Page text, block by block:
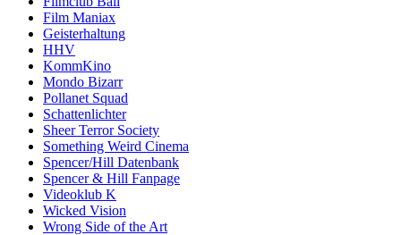
Film Maniax
Geisterhaltung
HHV
KommKino
Mondo Bizarr
Pollanet Squad
Schattenlichter
Sheer Terror Society
Something Weird Cinema
Spencer/Hill Datenbank
Spencer & Hill Fanpage
Videoklub K
Wicked Vision
Wrong Side of the Art